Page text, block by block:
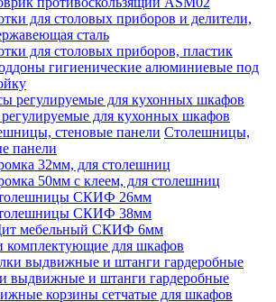
для столовых приборов и делители,
сталь
для столовых приборов, пластик
гигиенические алюминиевые под
для кухонных шкафов
Столешницы,
панели
32мм, для столешниц
50мм с клеем, для столешниц
СКИФ 26мм
СКИФ 38мм
мебельный СКИФ 6мм
комплектующие для шкафов
выдвижные и штанги гардеробные